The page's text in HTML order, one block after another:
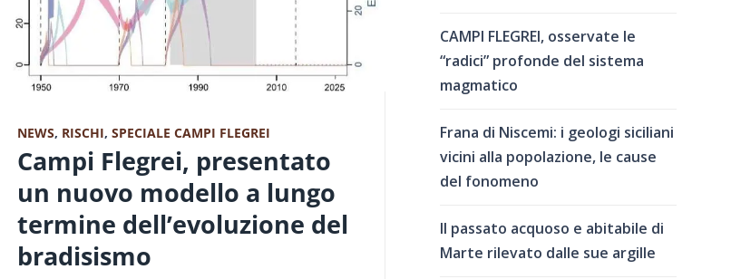
NEWS, RISCHI, SPECIALE CAMPI FLEGREI
Campi Flegrei, presentato
un nuovo modello a lungo
termine dell’evoluzione del
bradisismo
CAMPI FLEGREI, osservate le
“radici” profonde del sistema
magmatico
Frana di Niscemi: i geologi siciliani
vicini alla popolazione, le cause
del fonomeno
Il passato acquoso e abitabile di
Marte rilevato dalle sue argille